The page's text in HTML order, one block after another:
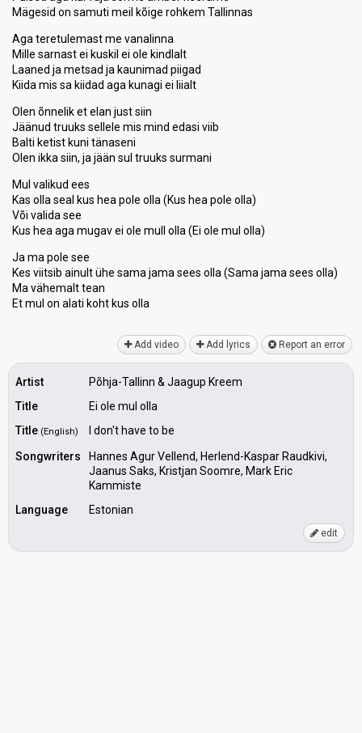
Mägesid on samuti meil kõige rohkem Tallinnas
Aga teretulemast me vanalinna
Mille sarnast ei kuskil ei ole kindlalt
Laaned ja metsad ja kaunimad piigad
Kiida mis sa kiidad aga kunagi ei liialt
Olen õnnelik et elan just siin
Jäänud truuks sellele mis mind edasi viib
Balti ketist kuni tänaseni
Olen ikka siin, ja jään sul truuks surmani
Mul valikud ees
Kas olla seal kus hea pole olla (Kus hea pole olla)
Või valida see
Kus hea aga mugav ei ole mull olla (Ei ole mul olla)
Ja ma pole see
Kes viitsib ainult ühe sama jama sees olla (Sama jama sees olla)
Ma vähemalt tean
Et mul on alati koht kuѕ ollа
Add video Add lyrics Report an error
Artist
Põhja-Tallinn & Jaagup Kreem
Title
Ei ole mul olla
Title (English)
I don't have to be
Songwriters
Hannes Agur Vellend, Herlend-Kaspar Raudkivi,
Jaanus Saks, Kristjan Soomre, Mark Eric
Kammiste
Language
Estonian
edit